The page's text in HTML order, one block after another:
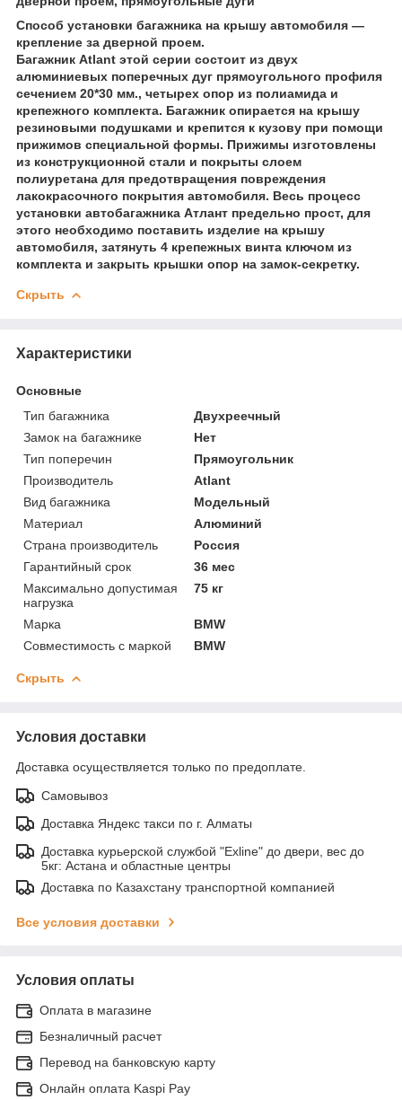
Способ установки багажника на крышу автомобиля —
крепление за дверной проем.
Багажник Atlant этой серии состоит из двух
алюминиевых поперечных дуг прямоугольного профиля
сечением 20*30 мм., четырех опор из полиамида и
крепежного комплекта. Багажник опирается на крышу
резиновыми подушками и крепится к кузову при помощи
прижимов специальной формы. Прижимы изготовлены
из конструкционной стали и покрыты слоем
полиуретана для предотвращения повреждения
лакокрасочного покрытия автомобиля. Весь процесс
установки автобагажника Атлант предельно прост, для
этого необходимо поставить изделие на крышу
автомобиля, затянуть 4 крепежных винта ключом из
комплекта и закрыть крышки опор на замок-секретку.
Скрыть
Характеристики
Основные
Тип багажника
Двухреечный
Замок на багажнике
Нет
Тип поперечин
Прямоугольник
Производитель
Atlant
Вид багажника
Модельный
Материал
Алюминий
Страна производитель
Россия
Гарантийный срок
36 мес
Максимально допустимая
нагрузка
75 кг
Марка
BMW
Совместимость с маркой
BMW
Скрыть
Условия доставки
Доставка осуществляется только по предоплате.
Самовывоз
Доставка Яндекс такси по г. Алматы
Доставка курьерской службой "Exline" до двери, вес до
5кг: Астана и областные центры
Доставка по Казахстану транспортной компанией
Все условия доставки
Условия оплаты
Оплата в магазине
Безналичный расчет
Перевод на банковскую карту
Онлайн оплата Kaspi Pay